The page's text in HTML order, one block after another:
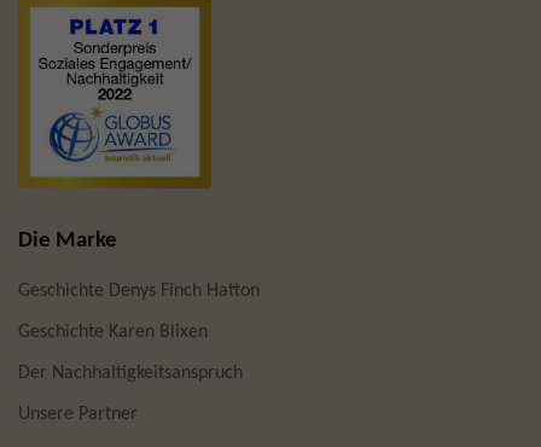
Die Marke
Geschichte Denys Finch Hatton
Geschichte Karen Blixen
Der Nachhaltigkeitsanspruch
Unsere Partner